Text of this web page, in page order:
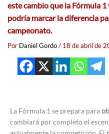
este cambio que la Fórmula
podría marcar la diferencia
campeonato.
Por Daniel Gordo/ 18 de abril de
La Fórmula 1 se prepara para
cambiará por completo el